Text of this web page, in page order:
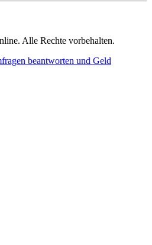
Alle Rechte vorbehalten.